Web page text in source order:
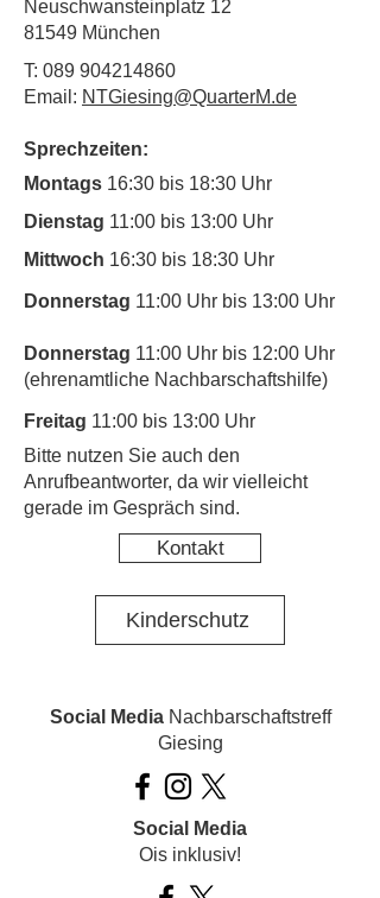
Neuschwansteinplatz 12
81549 München
T: 089 904214860
Email: NTGiesing@QuarterM.de
Sprechzeiten:
Montags 16:30 bis 18:30 Uhr
Dienstag 11:00 bis 13:00 Uhr
Mittwoch 16:30 bis 18:30 Uhr
Donnerstag 11:00 Uhr bis 13:00 Uhr
Donnerstag 11:00 Uhr bis 12:00 Uhr
(ehrenamtliche Nachbarschaftshilfe)
Freitag 11:00 bis 13:00 Uhr
​Bitte nutzen Sie auch den
Anrufbeantworter, da wir vielleicht
gerade im Gespräch sind.
Kontakt
Kinderschutz
Social MediaNachbarschaftstreff
Giesing
Social Media
Ois inklusiv!